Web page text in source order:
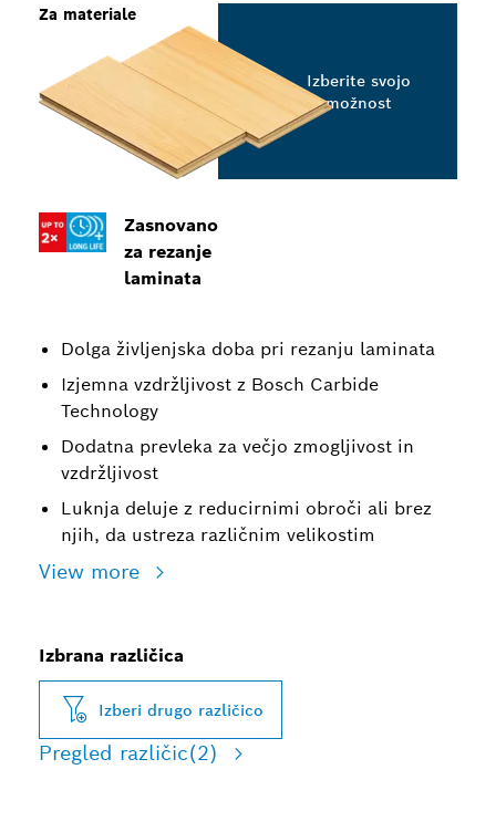
Zasnovano
za rezanje
laminata
Dolga življenjska doba pri rezanju laminata
Izjemna vzdržljivost z Bosch Carbide
Technology
Dodatna prevleka za večjo zmogljivost in
vzdržljivost
Luknja deluje z reducirnimi obroči ali brez
njih, da ustreza različnim velikostim
View more
Za materiale
Izberite svojo
možnost
Izbrana različica
Izberi drugo različico
Pregled različic(2)